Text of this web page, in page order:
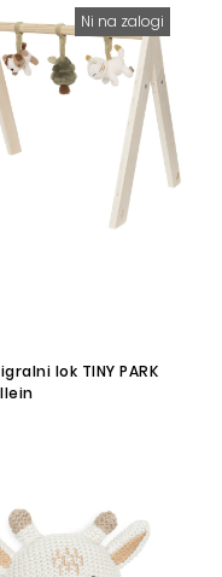
Ni na zalogi
lok TINY PARK